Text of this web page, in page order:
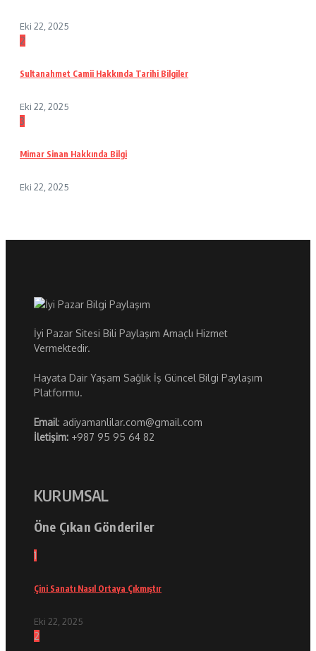
Eki 22, 2025
2
Sultanahmet Camii Hakkında Tarihi Bilgiler
Eki 22, 2025
3
Mimar Sinan Hakkında Bilgi
Eki 22, 2025
İyi Pazar Sitesi Bili Paylaşım Amaçlı Hizmet
Vermektedir.
Hayata Dair Yaşam Sağlık İş Güncel Bilgi Paylaşım
Platformu.
Email: adiyamanlilar.com@gmail.com
İletişim: +987 95 95 64 82
KURUMSAL
Öne Çıkan Gönderiler
1
Çini Sanatı Nasıl Ortaya Çıkmıştır
Eki 22, 2025
2